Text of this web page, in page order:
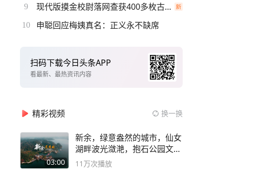
9 现代版摸金校尉落网查获400多枚古币
10 申聪回应梅姨真名：正义永不缺席
扫码下载今日头条APP
看最新、最热资讯内容
精彩视频 换一换
03:00
新余，绿意盎然的城市，仙女
湖畔波光潋滟，抱石公园文化
深邃……
11万次播放